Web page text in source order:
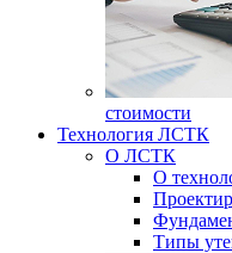
стоимости
Технология ЛСТК
О ЛСТК
О
Типы